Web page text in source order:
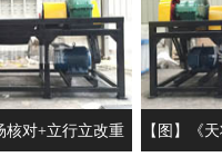
核对+立行立改重 【图】《